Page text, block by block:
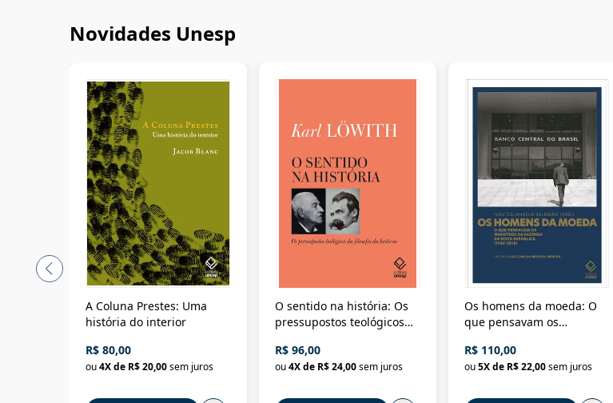
Novidades Unesp
A Coluna Prestes: Uma
história do interior
R$ 80,00
ou4X de R$ 20,00sem juros
O sentido na história: Os
pressupostos teológicos
R$ 96,00
ou4X de R$ 24,00sem juros
Os homens da moeda: O
que pensavam os
Nova República (1985-
2018)
R$ 110,00
ou5X de R$ 22,00sem juros